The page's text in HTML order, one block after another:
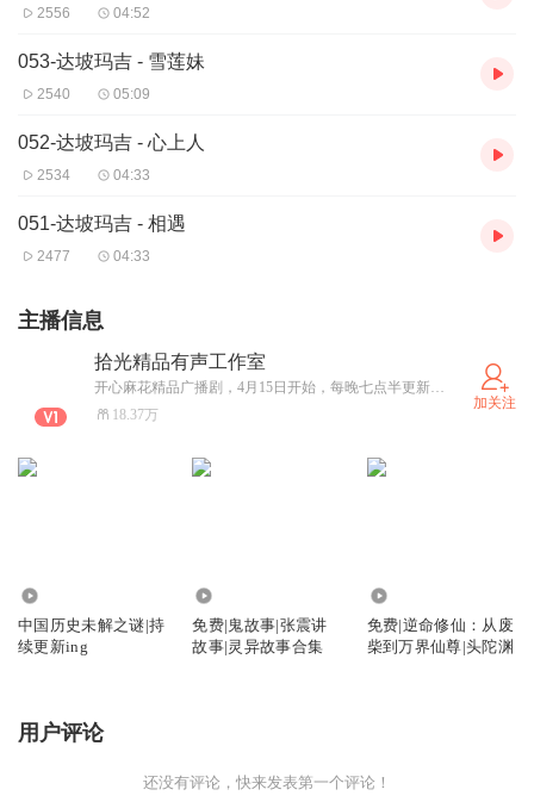
2556 04:52
053-达坡玛吉 - 雪莲妹
2540 05:09
052-达坡玛吉 - 心上人
2534 04:33
051-达坡玛吉 - 相遇
2477 04:33
主播信息
拾光精品有声工作室
开心麻花精品广播剧，4月15日开始，每晚七点半更新，欢迎大家订阅收听！
18.37万
加关注
中国历史未解之谜|持
续更新ing
免费|鬼故事|张震讲
故事|灵异故事合集
免费|逆命修仙：从废
柴到万界仙尊|头陀渊
用户评论
还没有评论，快来发表第一个评论！